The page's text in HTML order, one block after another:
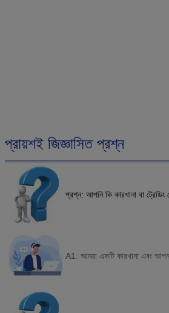
প্রায়শই জিজ্ঞাসিত প্রশ্ন
প্রশ্ন: আপনি কি কারখানা বা ট্রেডিং
A1: আমরা একটি কারখানা এবং